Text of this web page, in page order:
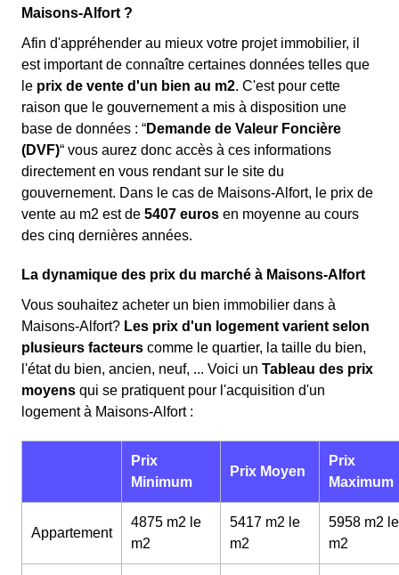
Maisons-Alfort ?
Afin d'appréhender au mieux votre projet immobilier, il
est important de connaître certaines données telles que
le prix de vente d'un bien au m2. C'est pour cette
raison que le gouvernement a mis à disposition une
base de données : “Demande de Valeur Foncière
(DVF)“ vous aurez donc accès à ces informations
directement en vous rendant sur le site du
gouvernement. Dans le cas de Maisons-Alfort, le prix de
vente au m2 est de 5407 euros en moyenne au cours
des cinq dernières années.
La dynamique des prix du marché à Maisons-Alfort
Vous souhaitez acheter un bien immobilier dans à
Maisons-Alfort? Les prix d'un logement varient selon
plusieurs facteurs comme le quartier, la taille du bien,
l'état du bien, ancien, neuf, ... Voici un Tableau des prix
moyens qui se pratiquent pour l'acquisition d'un
logement à Maisons-Alfort :
Prix
Minimum
Prix Moyen
Prix
Maximum
Appartement
4875 m2 le
m2
5417 m2 le
m2
5958 m2 le
m2